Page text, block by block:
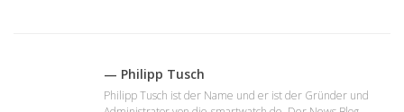
— Philipp Tusch
Philipp Tusch ist der Name und er ist der Gründer und